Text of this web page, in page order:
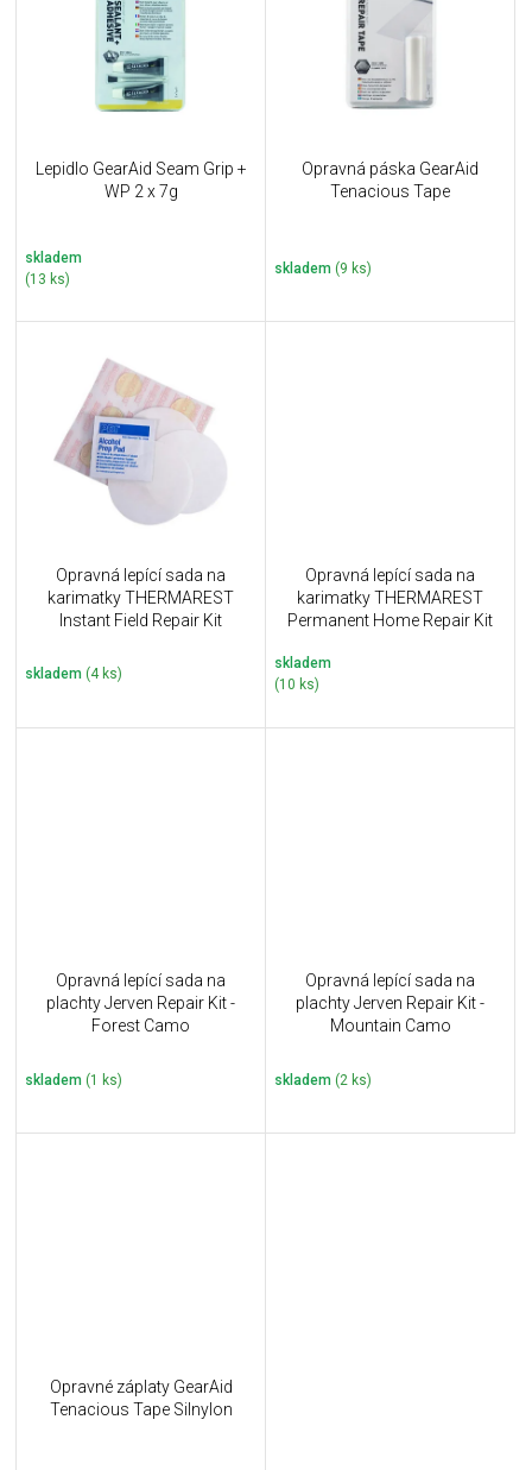
Lepidlo GearAid Seam Grip +
WP 2 x 7g
skladem
(13 ks)
Opravná páska GearAid
Tenacious Tape
skladem (9 ks)
Opravná lepící sada na
karimatky THERMAREST
Instant Field Repair Kit
skladem (4 ks)
Opravná lepící sada na
karimatky THERMAREST
Permanent Home Repair Kit
skladem
(10 ks)
Opravná lepící sada na
plachty Jerven Repair Kit -
Forest Camo
skladem (1 ks)
Opravná lepící sada na
plachty Jerven Repair Kit -
Mountain Camo
skladem (2 ks)
Opravné záplaty GearAid
Tenacious Tape Silnylon